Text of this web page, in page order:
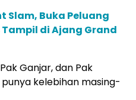
Slam, Buka Peluang
di Ajang Grand
Ganjar, dan Pak
kelebihan masing-